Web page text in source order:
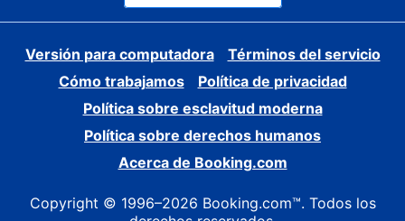
Versión para computadora
Términos del servicio
Cómo trabajamos
Política de privacidad
Política sobre esclavitud moderna
Política sobre derechos humanos
Acerca de Booking.com
Copyright © 1996–2026 Booking.com™. Todos los